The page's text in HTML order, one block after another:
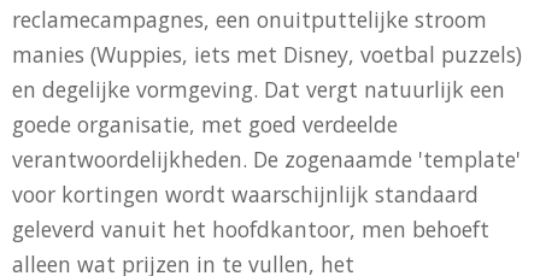
reclamecampagnes, een onuitputtelijke stroom
manies (Wuppies, iets met Disney, voetbal puzzels)
en degelijke vormgeving. Dat vergt natuurlijk een
goede organisatie, met goed verdeelde
verantwoordelijkheden. De zogenaamde 'template'
voor kortingen wordt waarschijnlijk standaard
geleverd vanuit het hoofdkantoor, men behoeft
alleen wat prijzen in te vullen, het